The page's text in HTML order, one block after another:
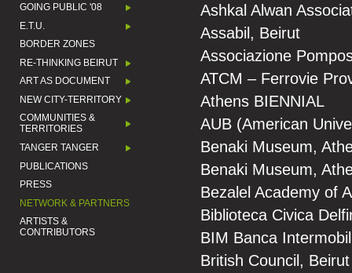
GOING PUBLIC '08
E.T.U.
BORDER ZONES
RE-THINKING BEIRUT
ART AS DOCUMENT
NEW CITY-TERRITORY
COMMUNITIES &
TERRITORIES
TANGER TANGER
PUBLICATIONS
PRESS
NETWORK & PARTNERS
ARTISTS &
CONTRIBUTORS
Ashkal Alwan
Assabil, Beirut
Associazione
ATCM – Ferrovie
Athens BIENNIAL
AUB (American
Benaki Museum,
Benaki Museum,
Bezalel Academy of
Biblioteca Civica
BIM Banca
British Council, Beirut